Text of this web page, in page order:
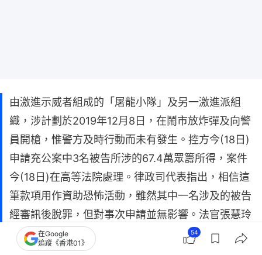
由激進示威者組成的「屠龍小隊」及另一激進派組
織，涉計劃於2019年12月8日，在鬧市放炸彈及向警
員開槍，惟警方及時行動而未有發生。控方今(18日)
申請充公案中3名被告所涉的67.4萬眾籌所得，案件
今(18日)在高等法院處理。律政司代表指出，相信這
筆款項用作資助恐怖活動，雖然其中一名涉及的被告
經審訊後脫罪，但對事次申請並無影響。法官張慧玲
即批出命令，並稱日後會下判辭解釋理據。
在Google
追蹤《香港01》
54